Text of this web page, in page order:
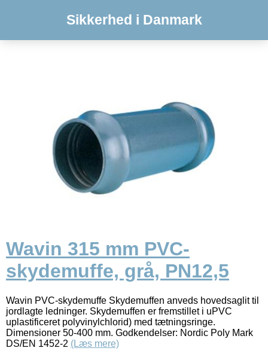
Sikkerhed i Danmark
Wavin 315 mm PVC-
skydemuffe, grå, PN12,5
Wavin PVC-skydemuffe Skydemuffen anveds hovedsaglit til
jordlagte ledninger. Skydemuffen er fremstillet i uPVC
uplastificeret polyvinylchlorid) med tætningsringe.
Dimensioner 50-400 mm. Godkendelser: Nordic Poly Mark
DS/EN 1452-2 (Læs mere)